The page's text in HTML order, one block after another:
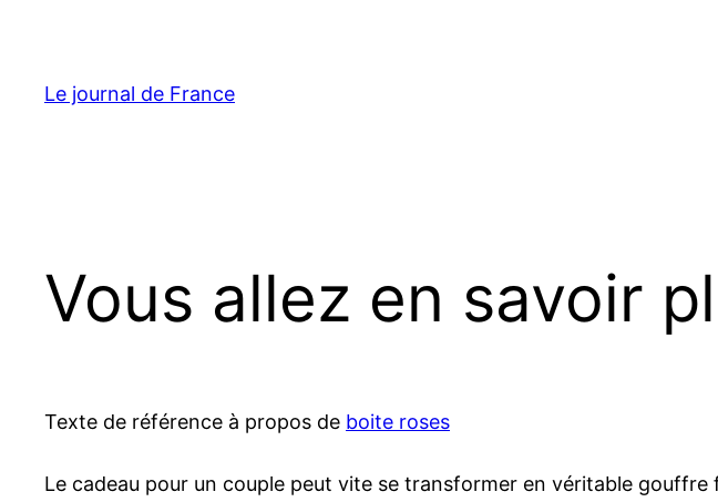
contenu
Le journal de France
Vous allez en savoir
Texte de référence à propos de boite roses
Le cadeau pour un couple peut vite se transformer en véritable gouffre